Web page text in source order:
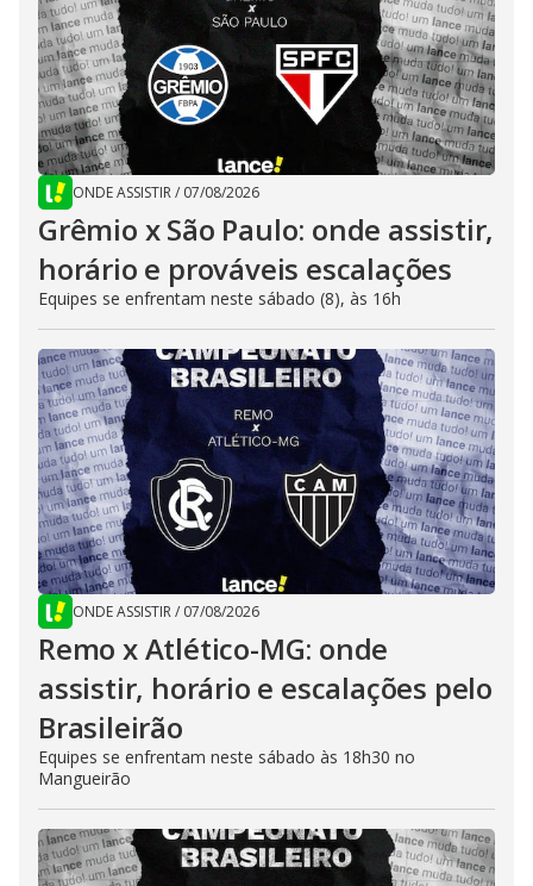
ONDE ASSISTIR/ 07/08/2026
Grêmio x São Paulo: onde assistir,
horário e prováveis escalações
Equipes se enfrentam neste sábado (8), às 16h
ONDE ASSISTIR/ 07/08/2026
Remo x Atlético-MG: onde
assistir, horário e escalações pelo
Brasileirão
Equipes se enfrentam neste sábado às 18h30 no
Mangueirão